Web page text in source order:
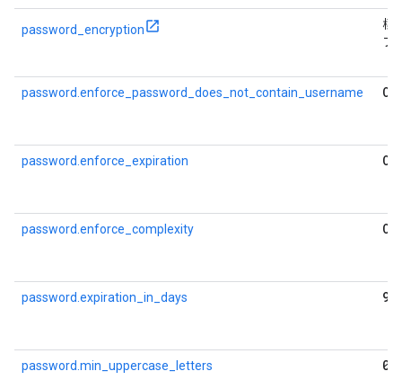
password_encryption
標
フ
password.enforce_password_does_not_contain_username
password.enforce_expiration
password.enforce_complexity
password.expiration_in_days 90
password.min_uppercase_letters 0